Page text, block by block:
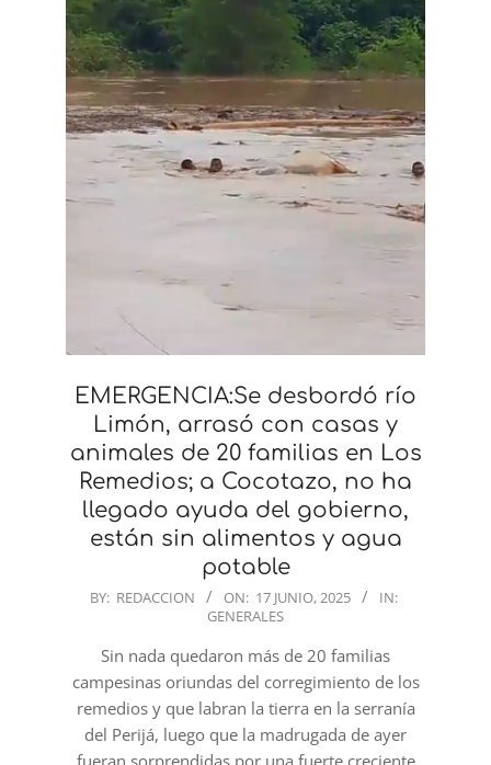
EMERGENCIA:Se desbordó río
Limón, arrasó con casas y
animales de 20 familias en Los
Remedios; a Cocotazo, no ha
llegado ayuda del gobierno,
están sin alimentos y agua
potable
2025-
BY: REDACCION ON: 17 JUNIO, 2025
IN:
GENERALES
Sin nada quedaron más de 20 familias
campesinas oriundas del corregimiento de los
remedios y que labran la tierra en la serranía
del Perijá, luego que la madrugada de ayer
fueran sorprendidas por una fuerte creciente